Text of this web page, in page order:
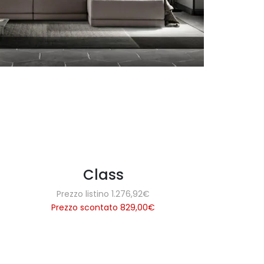
Class
Prezzo listino 1.276,92€
Prezzo scontato 829,00€